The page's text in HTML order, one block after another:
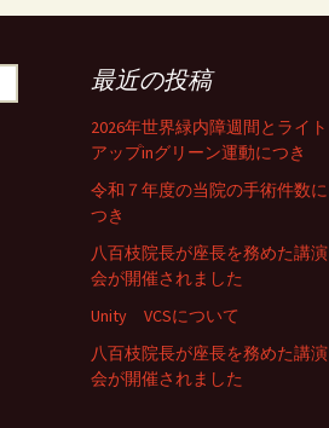
最近の投稿
2026年世界緑内障週間とライト
アップinグリーン運動につき
令和７年度の当院の手術件数に
つき
八百枝院長が座長を務めた講演
会が開催されました
Unity VCSについて
八百枝院長が座長を務めた講演
会が開催されました